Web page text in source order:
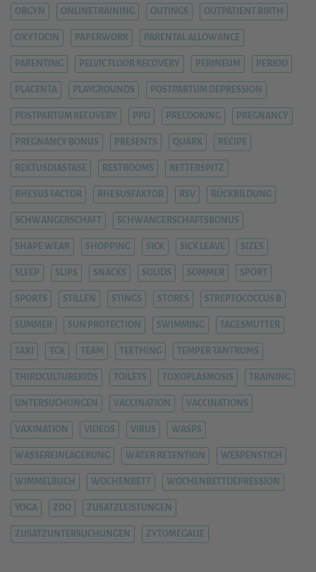
OBGYN ONLINETRAINING OUTINGS OUTPATIENT BIRTH
OXYTOCIN PAPERWORK PARENTAL ALLOWANCE
PARENTING PELVIC FLOOR RECOVERY PERINEUM PERIOD
PLACENTA PLAYGROUNDS POSTPARTUM DEPRESSION
POSTPARTUM RECOVERY PPD PRECOOKING PREGNANCY
PREGNANCY BONUS PRESENTS QUARK RECIPE
REKTUSDIASTASE RESTROOMS RETTERSPITZ
RHESUS FACTOR RHESUSFAKTOR RSV RÜCKBILDUNG
SCHWANGERSCHAFT SCHWANGERSCHAFTSBONUS
SHAPE WEAR SHOPPING SICK SICK LEAVE SIZES
SLEEP SLIPS SNACKS SOLIDS SOMMER SPORT
SPORTS STILLEN STINGS STORES STREPTOCOCCUS B
SUMMER SUN PROTECTION SWIMMING TAGESMUTTER
TAXI TCK TEAM TEETHING TEMPER TANTRUMS
THIRDCULTUREKIDS TOILETS TOXOPLASMOSIS TRAINING
UNTERSUCHUNGEN VACCINATION VACCINATIONS
VAXINATION VIDEOS VIRUS WASPS
WASSEREINLAGERUNG WATER RETENTION WESPENSTICH
WIMMELBUCH WOCHENBETT WOCHENBETTDEPRESSION
YOGA ZOO ZUSATZLEISTUNGEN
ZUSATZUNTERSUCHUNGEN ZYTOMEGALIE